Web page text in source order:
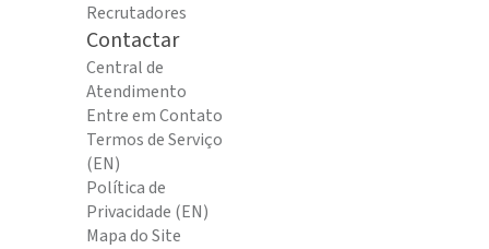
Recrutadores
Contactar
Central de
Atendimento
Entre em Contato
Termos de Serviço
(EN)
Política de
Privacidade (EN)
Mapa do Site